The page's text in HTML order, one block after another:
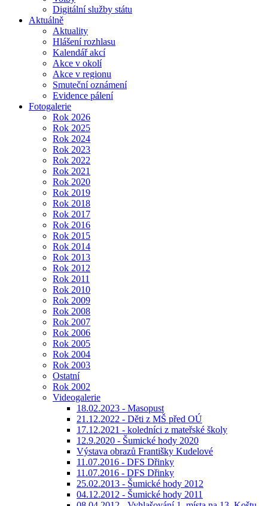
Digitální služby státu
Aktuálně
Aktuality
Hlášení rozhlasu
Kalendář akcí
Akce v okolí
Akce v regionu
Smuteční oznámení
Evidence pálení
Fotogalerie
Rok 2026
Rok 2025
Rok 2024
Rok 2023
Rok 2022
Rok 2021
Rok 2020
Rok 2019
Rok 2018
Rok 2017
Rok 2016
Rok 2015
Rok 2014
Rok 2013
Rok 2012
Rok 2011
Rok 2010
Rok 2009
Rok 2008
Rok 2007
Rok 2006
Rok 2005
Rok 2004
Rok 2003
Ostatní
Rok 2002
Videogalerie
18.02.2023 - Masopust
21.12.2022 - Děti z MŠ před OÚ
17.12.2021 - koledníci z mateřské školy
12.9.2020 - Šumické hody 2020
Výstava obrazů Františky Kudelové
11.07.2016 - DFS Dřinky
11.07.2016 - DFS Dřinky
25.02.2013 - Šumické hody 2012
04.12.2012 - Šumické hody 2011